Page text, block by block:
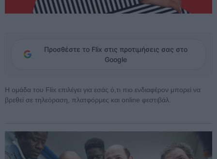
Προσθέστε το Flix στις προτιμήσεις σας στο
Google
Η ομάδα του Flix επιλέγει για εσάς ό,τι πιο ενδιαφέρον μπορεί να
βρεθεί σε τηλεόραση, πλατφόρμες και online φεστιβάλ.